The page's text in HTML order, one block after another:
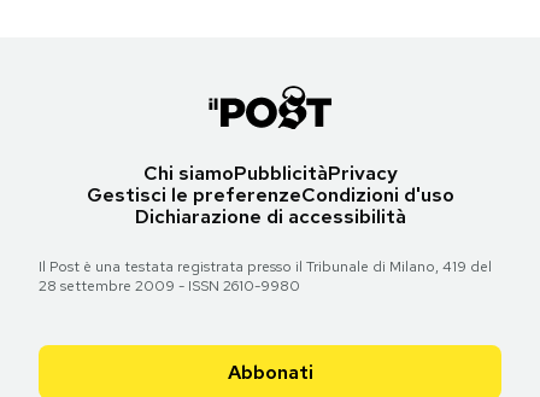
Chi siamoPubblicitàPrivacy
Gestisci le preferenzeCondizioni d'uso
Dichiarazione di accessibilità
Il Post è una testata registrata presso il Tribunale di Milano, 419 del
28 settembre 2009 - ISSN 2610-9980
Abbonati